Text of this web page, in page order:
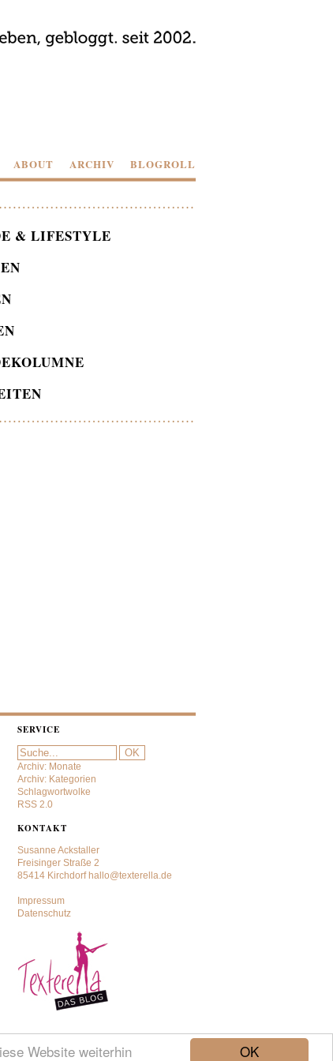
OK
Website weiterhin
ABOUT ARCHIV BLOGROLL
& LIFESTYLE
SERVICE
Archiv: Monate
Archiv: Kategorien
Schlagwortwolke
RSS 2.0
KONTAKT
Susanne Ackstaller
Freisinger Straße 2
85414 Kirchdorf hallo@texterella.de
Impressum
Datenschutz